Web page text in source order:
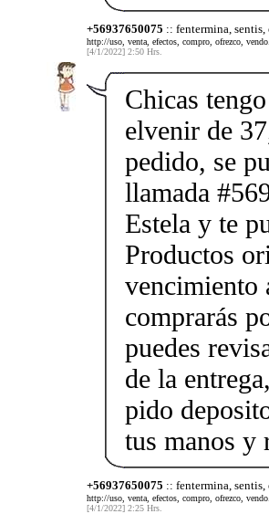
+56937650075 :: fentermina,
http://uso, venta, efectos, compro, ofrezco,
[4/1/2022] 2:50 Hrs.
Chicas
elvenir de
pedido, se
llamada
Estela y te
Productos
vencimiento
comprarás
puedes
de la
pido
tus manos y
+56937650075 :: fentermina,
http://uso, venta, efectos, compro, ofrezco,
[4/1/2022] 2:25 Hrs.